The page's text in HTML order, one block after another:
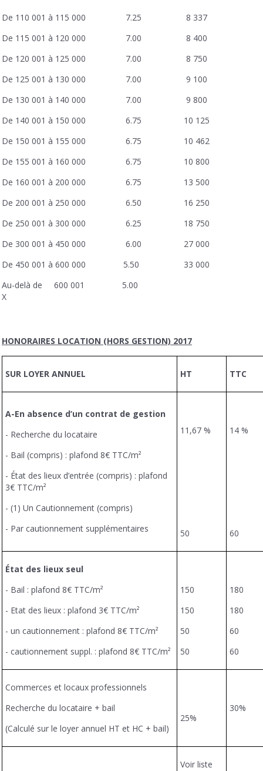
De 110 001 à 115 000 7.25 8 337
De 115 001 à 120 000 7.00 8 400
De 120 001 à 125 000 7.00 8 750
De 125 001 à 130 000 7.00 9 100
De 130 001 à 140 000 7.00 9 800
De 140 001 à 150 000 6.75 10 125
De 150 001 à 155 000 6.75 10 462
De 155 001 à 160 000 6.75 10 800
De 160 001 à 200 000 6.75 13 500
De 200 001 à 250 000 6.50 16 250
De 250 001 à 300 000 6.25 18 750
De 300 001 à 450 000 6.00 27 000
De 450 001 à 600 000 5.50 33 000
Au-delà de 600 001 5.00
X
HONORAIRES LOCATION (HORS GESTION) 2017
SUR LOYER ANNUEL HT TTC
A-En absence d’un contrat de gestion
- Recherche du locataire
- Bail (compris) : plafond 8€ TTC/m²
- État des lieux d’entrée (compris) : plafond
3€ TTC/m²
- (1) Un Cautionnement (compris)
- Par cautionnement supplémentaires
11,67 %
50
14 %
60
État des lieux seul
- Bail : plafond 8€ TTC/m²
- Etat des lieux : plafond 3€ TTC/m²
- un cautionnement : plafond 8€ TTC/m²
- cautionnement suppl. : plafond 8€ TTC/m²
150
150
50
50
180
180
60
60
Commerces et locaux professionnels
Recherche du locataire + bail
(Calculé sur le loyer annuel HT et HC + bail)
25%
30%
Voir liste